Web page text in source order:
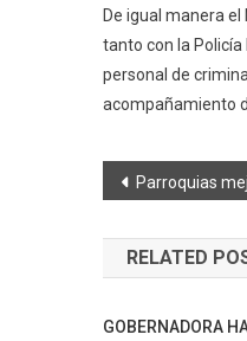
De igual manera
tanto con la
personal de
acompañamiento
de
entradas
Parroquias mejoran su
RELATED
GOBERNADORA